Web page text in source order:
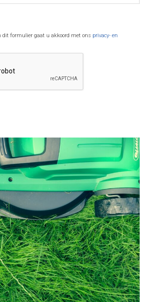
dit formulier gaat u akkoord met ons privacy- en